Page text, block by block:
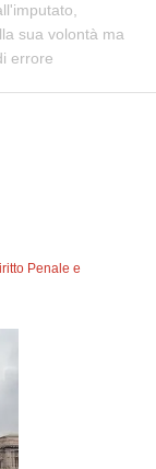
sua volontà ma
errore
Penale e